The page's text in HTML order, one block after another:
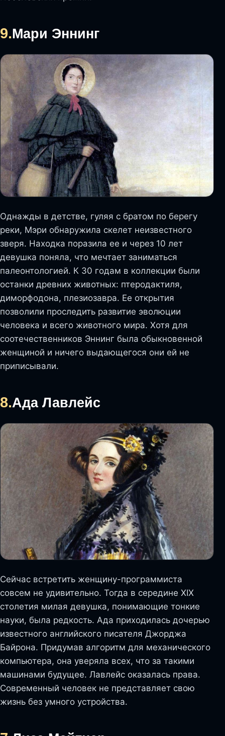
9.Мари Эннинг
Однажды в детстве, гуляя с братом по берегу
реки, Мэри обнаружила скелет неизвестного
зверя. Находка поразила ее и через 10 лет
девушка поняла, что мечтает заниматься
палеонтологией. К 30 годам в коллекции были
останки древних животных: птеродактиля,
диморфодона, плезиозавра. Ее открытия
позволили проследить развитие эволюции
человека и всего животного мира. Хотя для
соотечественников Эннинг была обыкновенной
женщиной и ничего выдающегося они ей не
приписывали.
8.Ада Лавлейс
Сейчас встретить женщину-программиста
совсем не удивительно. Тогда в середине XIX
столетия милая девушка, понимающие тонкие
науки, была редкость. Ада приходилась дочерью
известного английского писателя Джорджа
Байрона. Придумав алгоритм для механического
компьютера, она уверяла всех, что за такими
машинами будущее. Лавлейс оказалась права.
Современный человек не представляет свою
жизнь без умного устройства.